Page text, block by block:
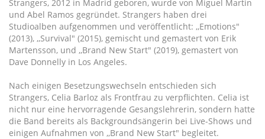
Strangers, 2012 in Madrid geboren, wurde von Miguel Martin
und Abel Ramos gegründet. Strangers haben drei
Studioalben aufgenommen und veröffentlicht: ,,Emotions"
(2013), ,,Survival" (2015), gemischt und gemastert von Erik
Martensson, und ,,Brand New Start" (2019), gemastert von
Dave Donnelly in Los Angeles.
Nach einigen Besetzungswechseln entschieden sich
Strangers, Celia Barloz als Frontfrau zu verpflichten. Celia ist
nicht nur eine hervorragende Gesangslehrerin, sondern hatte
die Band bereits als Backgroundsängerin bei Live-Shows und
einigen Aufnahmen von ,,Brand New Start" begleitet.